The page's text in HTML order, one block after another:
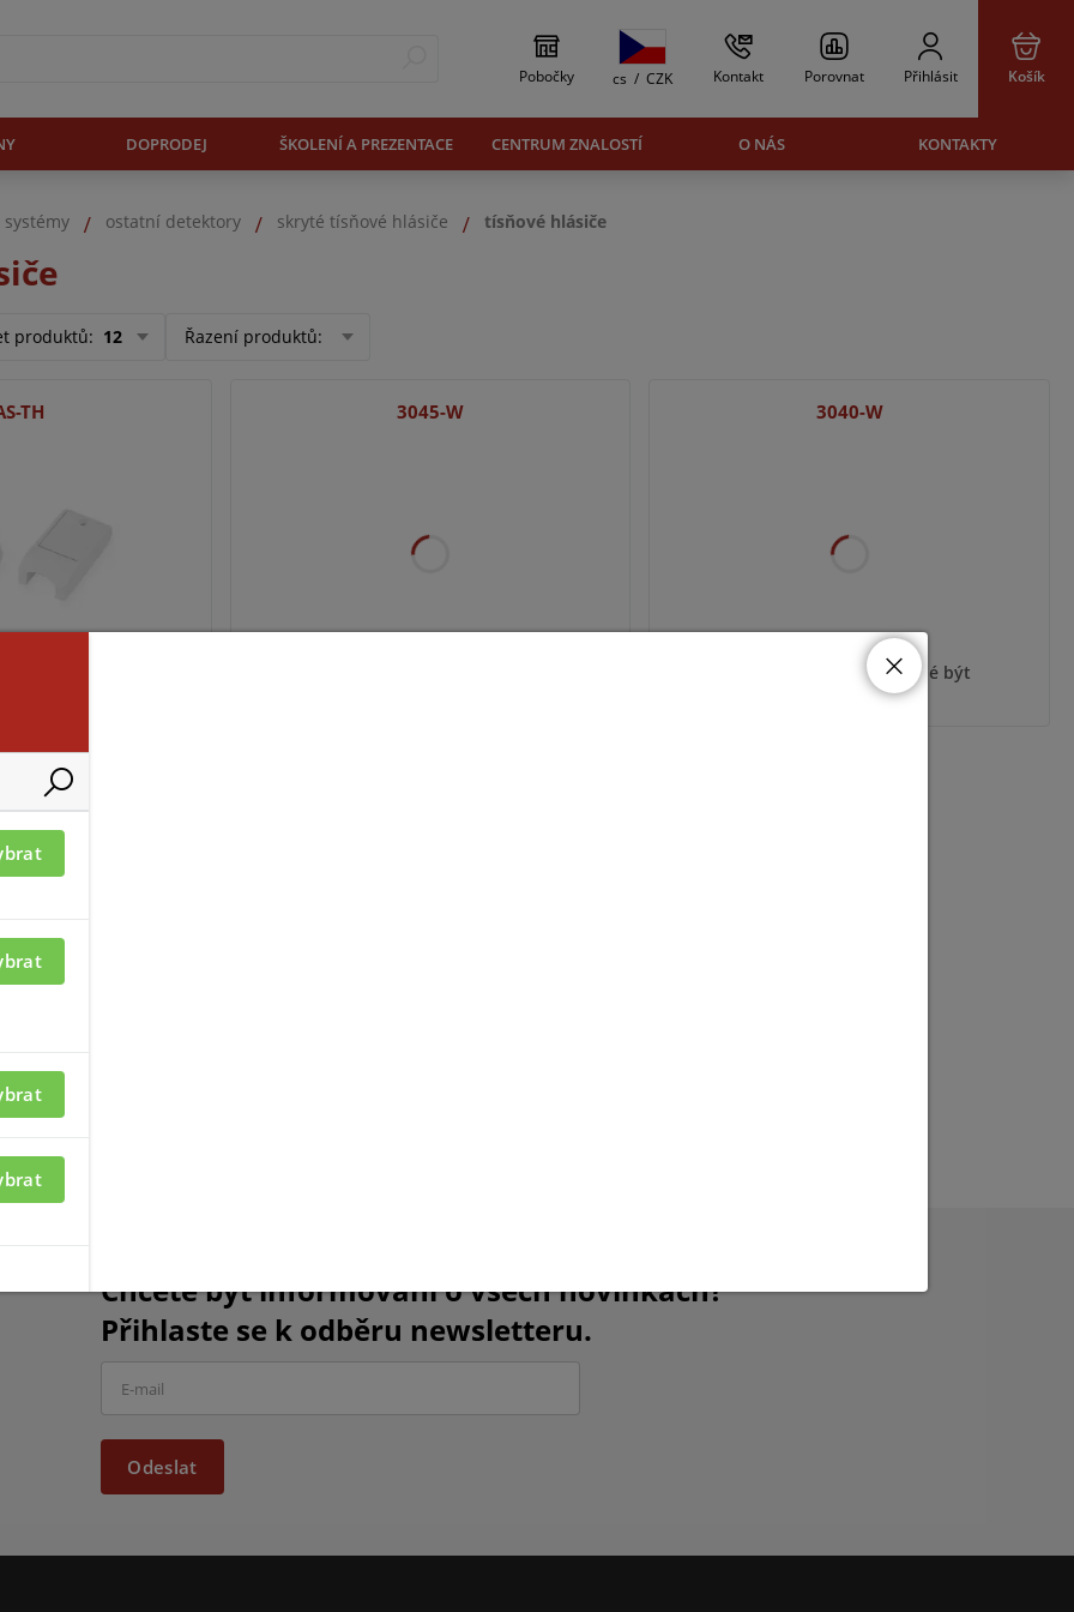
Pobočky cs / CZK Kontakt Porovnat Přihlásit Košík
DOPRODEJ ŠKOLENÍ A PREZENTACE CENTRUM ZNALOSTÍ O NÁS KONTAKTY
systémy ostatní detektory skryté tísňové hlásiče tísňové hlásiče
produktů: 12 Řazení produktů:
TH 3045-W 3040-W
Pro zobrazení informací je nutné být
Chcete být informováni o všech novinkách?
Přihlaste se k odběru newsletteru.
Odeslat